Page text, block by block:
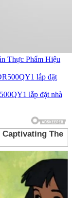
Thực Phẩm Hiệu
lắp đặt nhà